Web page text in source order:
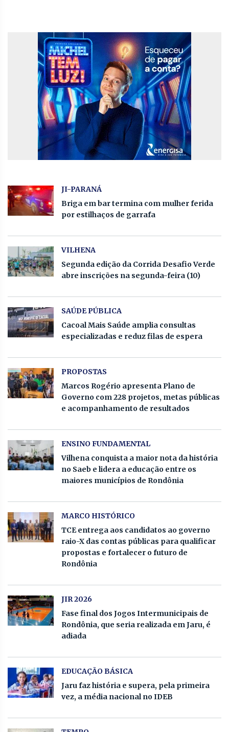
JI-PARANÁ
Briga em bar termina com mulher ferida
por estilhaços de garrafa
VILHENA
Segunda edição da Corrida Desafio Verde
abre inscrições na segunda-feira (10)
SAÚDE PÚBLICA
Cacoal Mais Saúde amplia consultas
especializadas e reduz filas de espera
PROPOSTAS
Marcos Rogério apresenta Plano de
Governo com 228 projetos, metas públicas
e acompanhamento de resultados
ENSINO FUNDAMENTAL
Vilhena conquista a maior nota da história
no Saeb e lidera a educação entre os
maiores municípios de Rondônia
MARCO HISTÓRICO
TCE entrega aos candidatos ao governo
raio-X das contas públicas para qualificar
propostas e fortalecer o futuro de
Rondônia
JIR 2026
Fase final dos Jogos Intermunicipais de
Rondônia, que seria realizada em Jaru, é
adiada
EDUCAÇÃO BÁSICA
Jaru faz história e supera, pela primeira
vez, a média nacional no IDEB